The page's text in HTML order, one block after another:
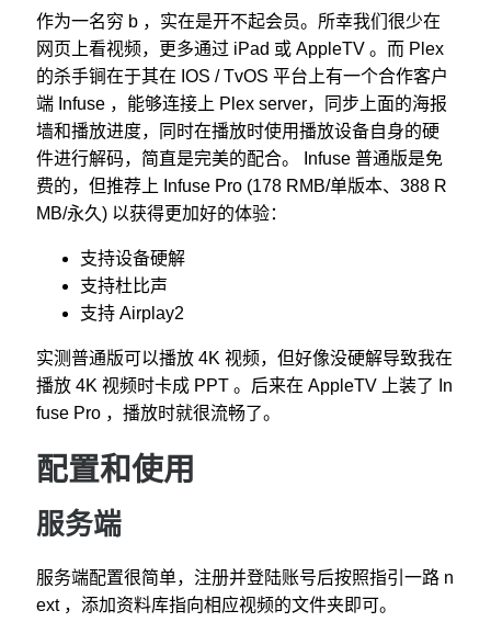
作为一名穷 b ，实在是开不起会员。所幸我们很少在
网页上看视频，更多通过 iPad 或 AppleTV 。而 Plex
的杀手锏在于其在 IOS / TvOS 平台上有一个合作客户
端 Infuse ，能够连接上 Plex server，同步上面的海报
墙和播放进度，同时在播放时使用播放设备自身的硬
件进行解码，简直是完美的配合。 Infuse 普通版是免
费的，但推荐上 Infuse Pro (178 RMB/单版本、388 R
MB/永久) 以获得更加好的体验：
支持设备硬解
支持杜比声
支持 Airplay2
实测普通版可以播放 4K 视频，但好像没硬解导致我在
播放 4K 视频时卡成 PPT 。后来在 AppleTV 上装了 In
fuse Pro ，播放时就很流畅了。
配置和使用
服务端
服务端配置很简单，注册并登陆账号后按照指引一路 n
ext ，添加资料库指向相应视频的文件夹即可。